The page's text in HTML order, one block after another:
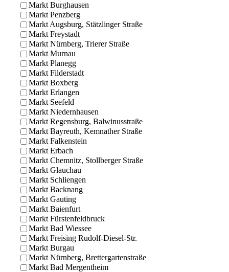
Markt Burghausen
Markt Penzberg
Markt Augsburg, Stätzlinger Straße
Markt Freystadt
Markt Nürnberg, Trierer Straße
Markt Murnau
Markt Planegg
Markt Filderstadt
Markt Boxberg
Markt Erlangen
Markt Seefeld
Markt Niedernhausen
Markt Regensburg, Balwinusstraße
Markt Bayreuth, Kemnather Straße
Markt Falkenstein
Markt Erbach
Markt Chemnitz, Stollberger Straße
Markt Glauchau
Markt Schliengen
Markt Backnang
Markt Gauting
Markt Baienfurt
Markt Fürstenfeldbruck
Markt Bad Wiessee
Markt Freising Rudolf-Diesel-Str.
Markt Burgau
Markt Nürnberg, Brettergartenstraße
Markt Bad Mergentheim